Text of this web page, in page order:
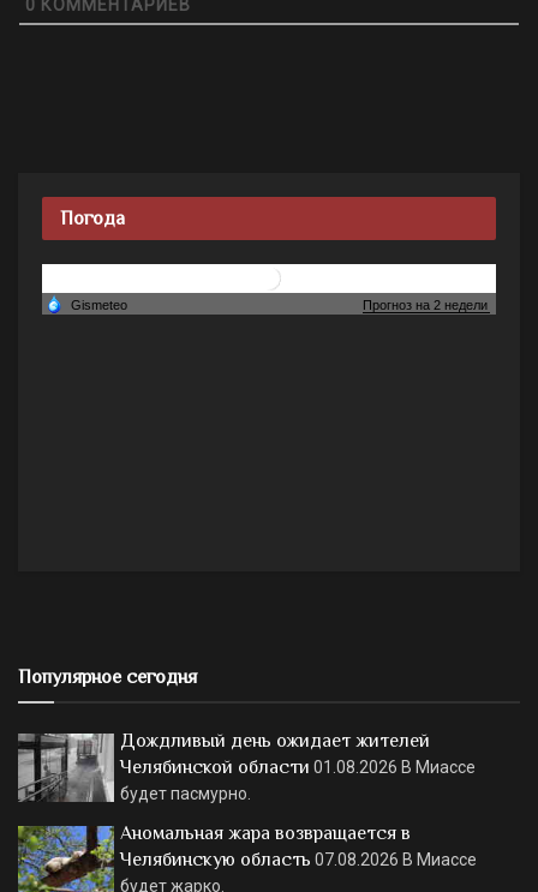
0 КОММЕНТАРИЕВ
Погода
Популярное сегодня
Дождливый день ожидает жителей
Челябинской области 01.08.2026 В Миассе
будет пасмурно.
Аномальная жара возвращается в
Челябинскую область 07.08.2026 В Миассе
будет жарко.